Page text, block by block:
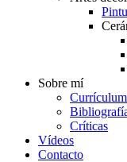
Sobre mí
Currículum
Críticas
Vídeos
Contacto